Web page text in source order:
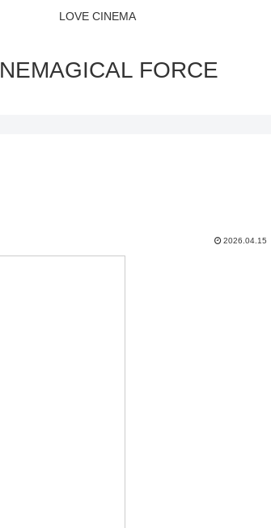
LOVE CINEMA
FORCE
2026.04.15